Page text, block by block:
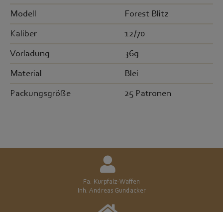
Modell Forest Blitz
Kaliber 12/70
Vorladung 36g
Material Blei
Packungsgröße 25 Patronen
Fa. Kurpfalz-Waffen
Inh. Andreas Gundacker